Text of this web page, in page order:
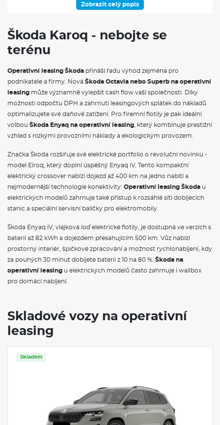
Multifunkční kožený vyhřívaný volant
Vyhřívaná přední a zadní sedadla
Ostřikovače předních světlometů
Rezervní kolo - dojezdové
Sada nářadí a zvedák vozu
Rezervní kolo (dojezdové)
Tažné zařízení sklopné, el. odjistitelné
VÝBAVA VE VÝBAVA STUPNI
Deštník pod sedadlem spolujezdce
Elektronické ovládání oken vpředu a vzadu
Sluneční clona s make-up zrcátkem, osvětlená u řidiče a
spolujezdce
Kožená hlavice řadící páky
Dekorativní obložení palubní desky Unique Chrome a dveří
Světla na čtení vpředu a vzadu
Dvouzónová klimatizace Climatronic
Sunset - zatmavená zadní okna
Střešní nosič - černý matný
El. sklopná, nastavitelná a vyhřívaná vnější zpětná zrcátka s
Stěrač zadního okna s ostřikovačem
Parkovací senzory vpředu a vzadu
Pneumatiky 215/60 R16 95V s nízkým valivým odporem
Castor 16" stříbrná
Krytky šroubů kol
Kontrola tlaku v pneumatikách
3. hlavová opěrka vzadu
Hlavové opěrky vpředu
Jumbo Box s loketní opěrou
Bederní opěry na sedadle řidiče a spolujezdce
Zobrazit celý popis
Škoda Karoq - nebojte se
terénu
Operativní leasing Škoda přináší řadu výhod zejména pro
podnikatele a firmy. Nová Škoda Octavia nebo Superb na operativní
leasing může významně vylepšit cash flow vaší společnosti. Díky
možnosti odpočtu DPH a zahrnutí leasingových splátek do nákladů
optimalizujete své daňové zatížení. Pro firemní flotily je pak ideální
volbou Škoda Enyaq na operativní leasing , který kombinuje prestižní
vzhled s nízkými provozními náklady a ekologickým provozem.
Značka Škoda rozšiřuje své elektrické portfolio o revoluční novinku -
model Elroq, který doplní úspěšný Enyaq iV. Tento kompaktní
elektrický crossover nabízí dojezd až 400 km na jedno nabití a
nejmodernější technologie konektivity. Operativní leasing Škoda u
elektrických modelů zahrnuje také přístup k rozsáhlé síti dobíjecích
stanic a speciální servisní balíčky pro elektromobily.
Škoda Enyaq iV, vlajková loď elektrické flotily, je dostupná ve verzích s
baterií až 82 kWh a dojezdem přesahujícím 500 km. Vůz nabízí
prostorný interiér, špičkové zpracování a možnost rychlonabíjení, kdy
za pouhých 30 minut dobijete baterii z 10 na 80 %. Škoda na
operativní leasing u elektrických modelů často zahrnuje i wallbox
pro domácí nabíjení.
Skladové vozy na operativní
leasing
Skladem